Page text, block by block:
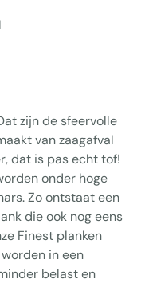
zijn de sfeervolle
van zaagafval
dat is pas echt tof!
onder hoge
Zo ontstaat een
die ook nog eens
Finest planken
in een
belast en